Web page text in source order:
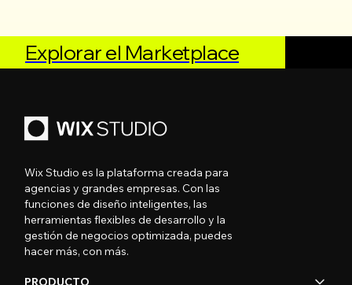
Explorar el Marketplace
Wix Studio es la plataforma creada para
agencias y grandes empresas. Con las
funciones de diseño inteligentes, las
herramientas flexibles de desarrollo y la
gestión de negocios optimizada, puedes
hacer más, con más.
PRODUCTO